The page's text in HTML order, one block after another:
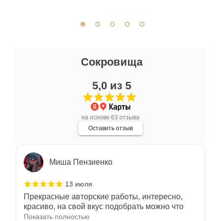
Сокровища
5,0 из 5
на основе 63 отзыва
Оставить отзыв
Очень большой выбор украшений! Каждое -
индивидуально и завораживает своей
красотой! Трудно не купить всё! Спасибо!
Отзыв Яндекс.Карты
Миша Пензиенко
13 июля
Прекрасные авторские работы, интересно,
красиво, на свой вкус подобрать можно что
угодно
Показать полностью